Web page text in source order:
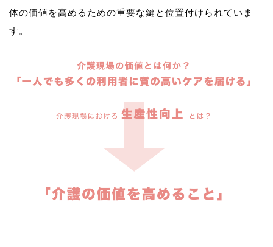
体の価値を高めるための重要な鍵と位置付けられていま